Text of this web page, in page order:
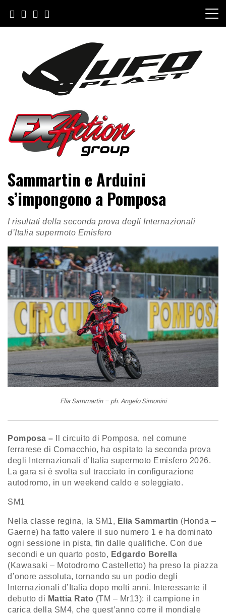
contenuto
FXAction Group
Sammartin e Arduini
s’impongono a Pomposa
I risultati della seconda prova degli Internazionali
d’Italia supermoto Emisfero
Elia Sammartin – ph. Angelo Simonini
Pomposa –
Il circuito di Pomposa, nel comune
ferrarese di Comacchio, ha ospitato la seconda prova
degli Internazionali d’Italia supermoto Emisfero 2026.
La gara si è svolta sul tracciato in configurazione
autodromo, in un weekend caldo e soleggiato.
SM1
Nella classe regina, la SM1, Elia Sammartin (Honda –
Gaerne) ha fatto valere il suo numero 1 e ha dominato
ogni sessione in pista, fin dalle qualifiche. Con due
secondi e un quarto posto, Edgardo Borella
(Kawasaki – Motodromo Castelletto) ha preso la piazza
d’onore assoluta, tornando su un podio degli
Internazionali d’Italia dopo molti anni. Interessante il
debutto di Mattia Rato (TM – Mr13): il campione in
carica della SM4, che quest’anno corre il mondiale